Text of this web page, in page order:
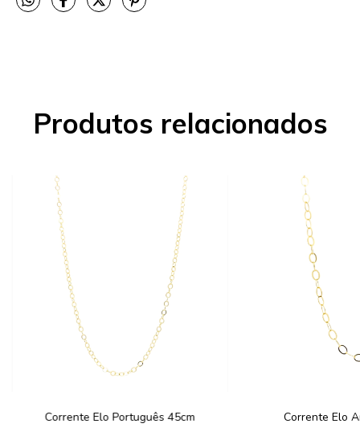
Produtos relacionados
Corrente Elo Português 45cm Corrente Elo